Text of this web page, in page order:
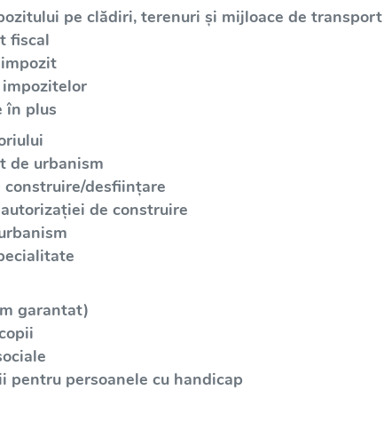
pe clădiri, terenuri și mijloace de transport
fiscal
în plus
de urbanism
desființare
de construire
garantat)
persoanele cu handicap